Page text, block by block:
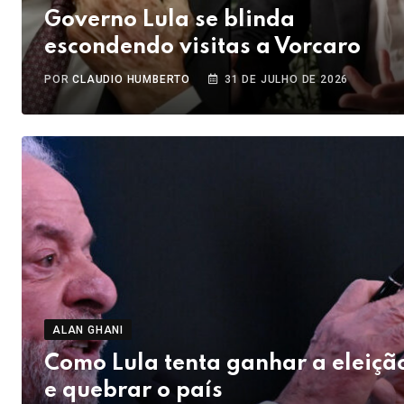
Governo Lula se blinda
escondendo visitas a Vorcaro
PORCLAUDIO HUMBERTO 31 DE JULHO DE 2026
ALAN GHANI
Como Lula tenta ganhar a
e quebrar o país